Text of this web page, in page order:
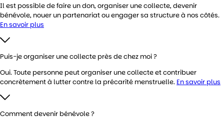
Il est possible de faire un don, organiser une collecte, devenir
bénévole, nouer un partenariat ou engager sa structure à nos côtés.
En savoir plus
Puis-je organiser une collecte près de chez moi ?
Oui. Toute personne peut organiser une collecte et contribuer
concrètement à lutter contre la précarité menstruelle. En savoir plus
Comment devenir bénévole ?